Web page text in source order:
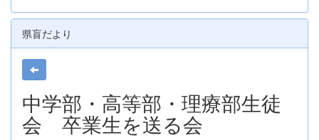
県盲だより
中学部・高等部・理療部生徒
会 卒業生を送る会